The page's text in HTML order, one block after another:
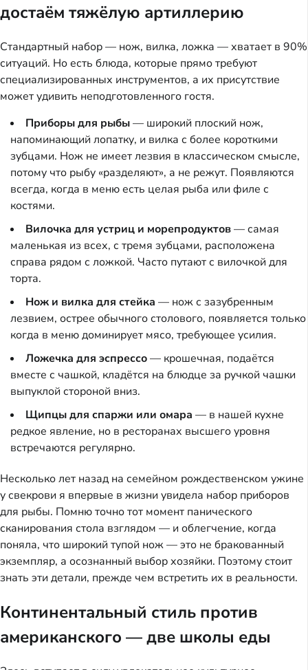
достаём тяжёлую артиллерию
Стандартный набор — нож, вилка, ложка — хватает в 90%
ситуаций. Но есть блюда, которые прямо требуют
специализированных инструментов, а их присутствие
может удивить неподготовленного гостя.
Приборы для рыбы— широкий плоский нож,
напоминающий лопатку, и вилка с более короткими
зубцами. Нож не имеет лезвия в классическом смысле,
потому что рыбу «разделяют», а не режут. Появляются
всегда, когда в меню есть целая рыба или филе с
костями.
Вилочка для устриц и морепродуктов— самая
маленькая из всех, с тремя зубцами, расположена
справа рядом с ложкой. Часто путают с вилочкой для
торта.
Нож и вилка для стейка — нож с зазубренным
лезвием, острее обычного столового, появляется только
когда в меню доминирует мясо, требующее усилия.
Ложечка для эспрессо— крошечная, подаётся
вместе с чашкой, кладётся на блюдце за ручкой чашки
выпуклой стороной вниз.
Щипцы для спаржи или омара — в нашей кухне
редкое явление, но в ресторанах высшего уровня
встречаются регулярно.
Несколько лет назад на семейном рождественском ужине
у свекрови я впервые в жизни увидела набор приборов
для рыбы. Помню точно тот момент панического
сканирования стола взглядом — и облегчение, когда
поняла, что широкий тупой нож — это не бракованный
экземпляр, а осознанный выбор хозяйки. Поэтому стоит
знать эти детали, прежде чем встретить их в реальности.
Континентальный стиль против
американского — две школы еды